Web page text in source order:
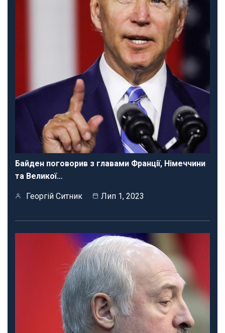
Байден поговорив з главами Франції, Німеччини
та Великої…
Георгій Ситник Лип 1, 2023